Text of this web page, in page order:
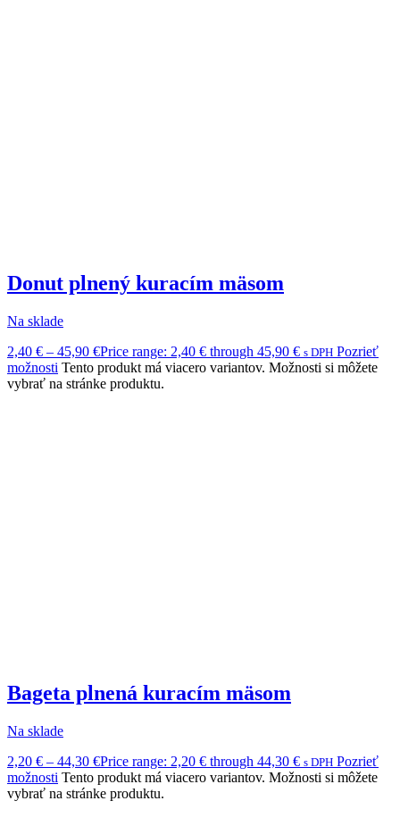
Donut plnený kuracím mäsom
Na sklade
2,40 € – 45,90 €Price range: 2,40 € through 45,90 € s DPH Pozrieť
možnosti Tento produkt má viacero variantov. Možnosti si môžete
vybrať na stránke produktu.
Bageta plnená kuracím mäsom
Na sklade
2,20 € – 44,30 €Price range: 2,20 € through 44,30 € s DPH Pozrieť
možnosti Tento produkt má viacero variantov. Možnosti si môžete
vybrať na stránke produktu.